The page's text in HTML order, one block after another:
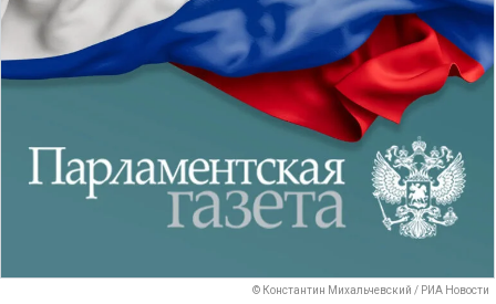
© Константин Михальчевский / РИА Новости